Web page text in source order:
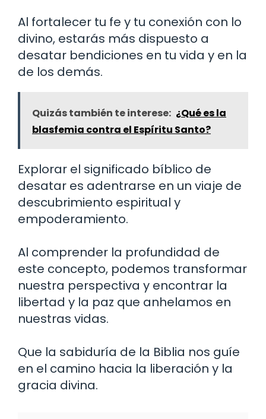
Al fortalecer tu fe y tu conexión con lo
divino, estarás más dispuesto a
desatar bendiciones en tu vida y en la
de los demás.
Quizás también te interese: ¿Qué es la
blasfemia contra el Espíritu Santo?
Explorar el significado bíblico de
desatar es adentrarse en un viaje de
descubrimiento espiritual y
empoderamiento.
Al comprender la profundidad de
este concepto, podemos transformar
nuestra perspectiva y encontrar la
libertad y la paz que anhelamos en
nuestras vidas.
Que la sabiduría de la Biblia nos guíe
en el camino hacia la liberación y la
gracia divina.